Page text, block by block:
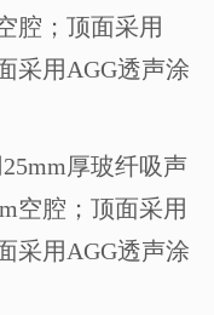
腔；顶面采用
采用 AGG透声涂
25mm厚玻纤吸声
空腔；顶面采用
采用 AGG透声涂